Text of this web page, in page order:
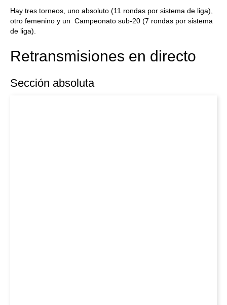
Hay tres torneos, uno absoluto (11 rondas por sistema de liga),
otro femenino y un Campeonato sub-20 (7 rondas por sistema
de liga).
Retransmisiones en directo
Sección absoluta